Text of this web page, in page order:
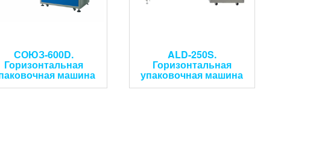
СОЮЗ-600D.
Горизонтальная
машина
ALD-250S.
Горизонтальная
упаковочная машина